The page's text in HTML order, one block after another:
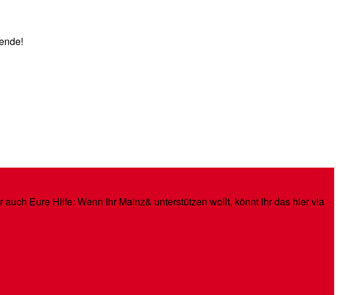
Eure Hilfe: Wenn Ihr Mainz& unterstützen wollt, könnt Ihr das hier via